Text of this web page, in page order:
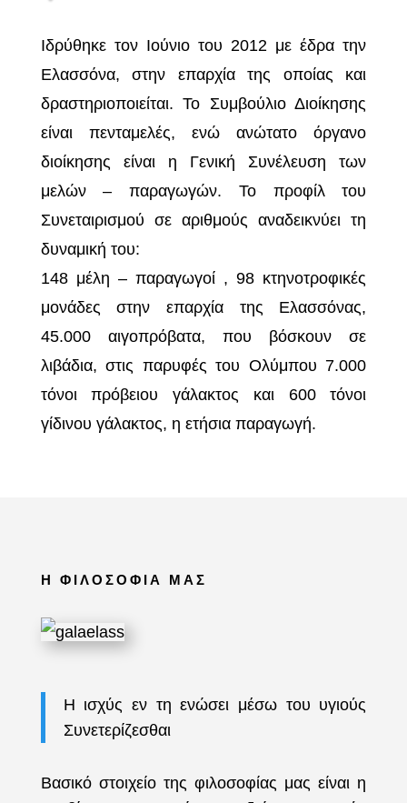
Ιδρύθηκε τον Ιούνιο του 2012 με έδρα την
Ελασσόνα, στην επαρχία της οποίας και
δραστηριοποιείται. Το Συμβούλιο Διοίκησης
είναι πενταμελές, ενώ ανώτατο όργανο
διοίκησης είναι η Γενική Συνέλευση των
μελών – παραγωγών. Το προφίλ του
Συνεταιρισμού σε αριθμούς αναδεικνύει τη
δυναμική του:
148 μέλη – παραγωγοί , 98 κτηνοτροφικές
μονάδες στην επαρχία της Ελασσόνας,
45.000 αιγοπρόβατα, που βόσκουν σε
λιβάδια, στις παρυφές του Ολύμπου 7.000
τόνοι πρόβειου γάλακτος και 600 τόνοι
γίδινου γάλακτος, η ετήσια παραγωγή.
Η ΦΙΛΟΣΟΦΙΑ ΜΑΣ
Η ισχύς εν τη ενώσει μέσω του υγιούς
Συνετερίζεσθαι
Βασικό στοιχείο της φιλοσοφίας μας είναι η